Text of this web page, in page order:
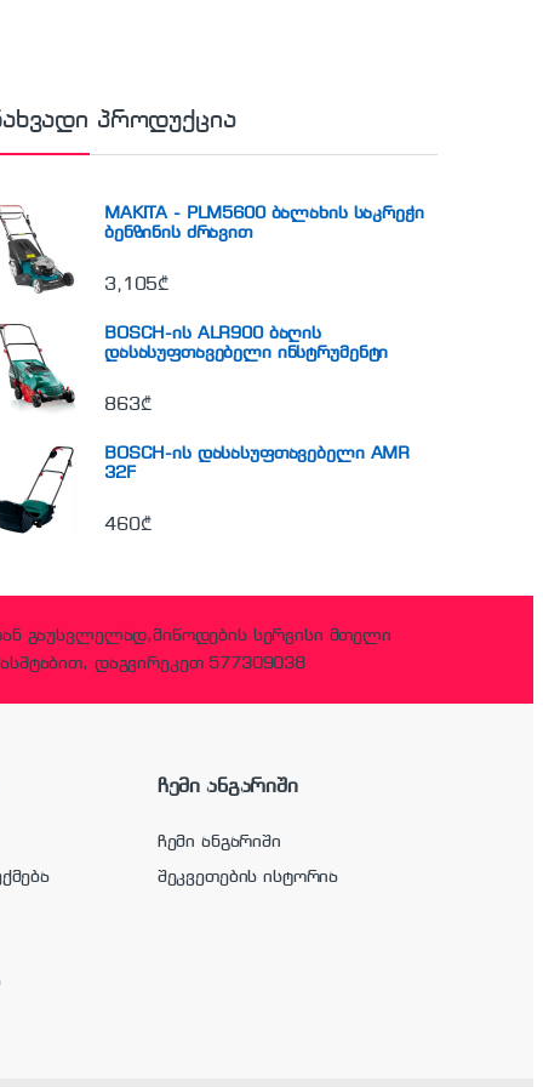
პროდუქცია
MAKITA - PLM5600 ბალახის საკრეჭი
ბენზინის ძრავით
3,105₾
BOSCH-ის ALR900 ბაღის
დასასუფთავებელი ინსტრუმენტი
863₾
BOSCH-ის დასასუფთავებელი AMR
32F
460₾
გაუსვლელად,მიწოდების სერვისი მთელი
დაგვირეკეთ 577309038
ჩემი ანგარიში
ჩემი ანგარიში
შეკვეთების ისტორია